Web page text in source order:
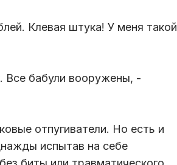
Клевая штука! У меня такой
Все бабули вооружены, -
отпугиватели. Но есть и
испытав на себе